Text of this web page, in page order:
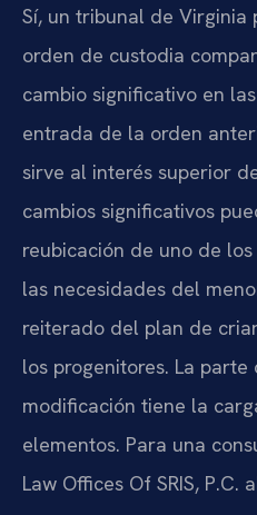
Sí, un tribunal de Virginia
orden de custodia
cambio significativo en
entrada de la orden
sirve al interés superior
cambios significativos
reubicación de uno de
las necesidades del
reiterado del plan de
los progenitores. La
modificación tiene la
elementos. Para una
Law Offices Of SRIS, P.C.